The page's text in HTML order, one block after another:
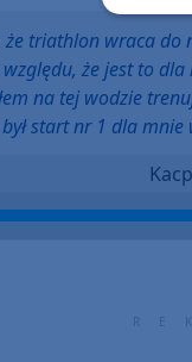
że triathlon wraca
że jest to
na tej wodzie
start nr 1 dla mnie